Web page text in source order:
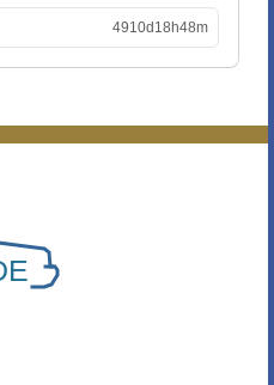
4910d18h48m